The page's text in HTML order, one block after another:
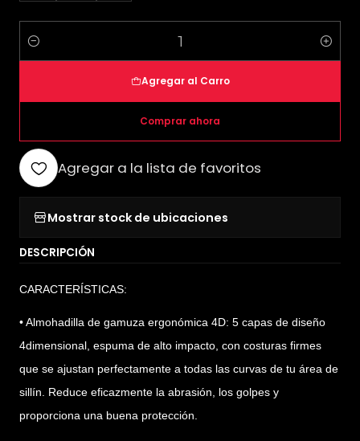
Cantidad
Agregar al Carro
Comprar ahora
Agregar a la lista de favoritos
Mostrar stock de ubicaciones
DESCRIPCIÓN
CARACTERÍSTICAS:
• Almohadilla de gamuza ergonómica 4D: 5 capas de diseño
4dimensional, espuma de alto impacto, con costuras firmes
que se ajustan perfectamente a todas las curvas de tu área de
sillín. Reduce eficazmente la abrasión, los golpes y
proporciona una buena protección.